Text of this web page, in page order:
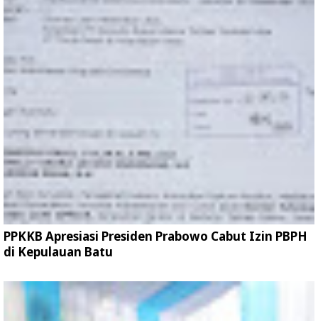
PPKKB Apresiasi Presiden Prabowo Cabut Izin PBPH
di Kepulauan Batu